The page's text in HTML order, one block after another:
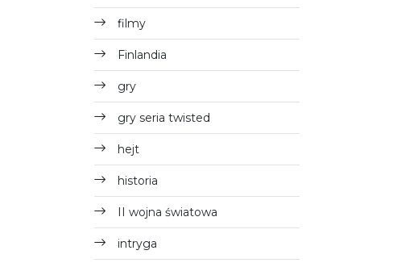
filmy
Finlandia
gry
gry seria twisted
hejt
historia
II wojna światowa
intryga